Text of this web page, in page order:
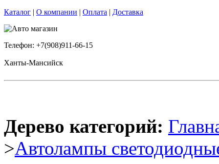
Каталог | О компании | Оплата | Доставка
Телефон: +7(908)911-66-15
Ханты-Мансийск
Дерево категорий:
>Автолампы